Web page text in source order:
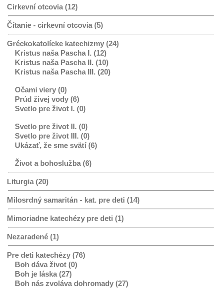
Cirkevní otcovia (12)
Čítanie - cirkevní otcovia (5)
Gréckokatolícke katechizmy (24)
Kristus naša Pascha I. (12)
Kristus naša Pascha II. (10)
Kristus naša Pascha III. (20)
Očami viery (0)
Prúd živej vody (6)
Svetlo pre život I. (0)
Svetlo pre život II. (0)
Svetlo pre život III. (0)
Ukázať, že sme svätí (6)
Život a bohoslužba (6)
Liturgia (20)
Milosrdný samaritán - kat. pre deti (14)
Mimoriadne katechézy pre deti (1)
Nezaradené (1)
Pre deti katechézy (76)
Boh dáva život (0)
Boh je láska (27)
Boh nás zvoláva dohromady (27)